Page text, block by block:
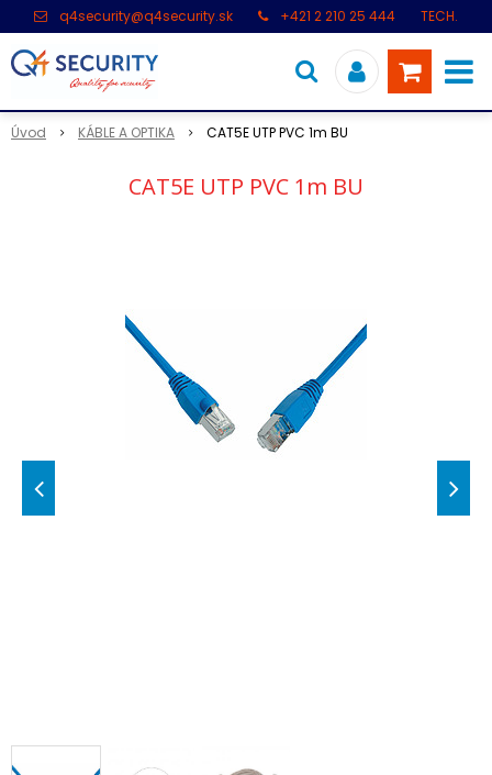
q4security@q4security.sk +421 2 210 25 444
TECH.
Úvod KÁBLE A OPTIKA CAT5E UTP PVC 1m BU
CAT5E UTP PVC 1m BU